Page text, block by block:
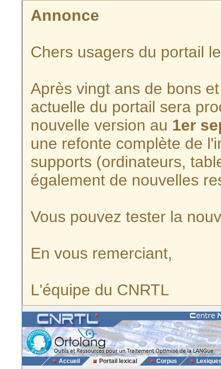
Annonce
Chers usagers du portail
Après vingt ans de bons
actuelle du portail sera
nouvelle version au 1er
une refonte complète de
supports (ordinateurs,
également de nouvelles
Vous pouvez tester la
En vous remerciant,
L'équipe du CNRTL
Accueil Portail lexical Corpus